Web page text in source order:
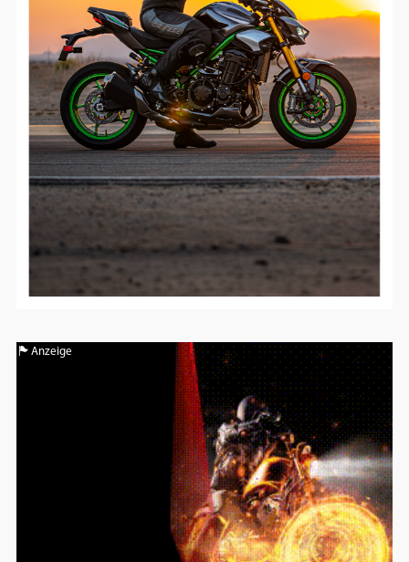
Anzeige